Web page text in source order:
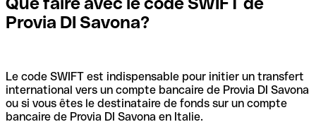
Provia DI Savona?
Le code SWIFT est indispensable pour initier un transfert
international vers un compte bancaire de Provia DI Savona
ou si vous êtes le destinataire de fonds sur un compte
bancaire de Provia DI Savona en Italie.